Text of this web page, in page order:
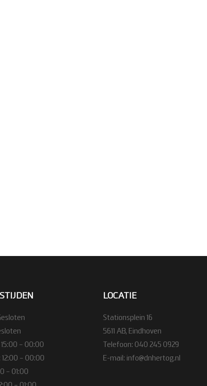
– 00:00
12:00 – 00:00
– 01:00
LOCATIE
Stationsplein 16
5611 AB, Eindhoven
Telefoon: 040 245 0929
E-mail: info@dnhertog.nl